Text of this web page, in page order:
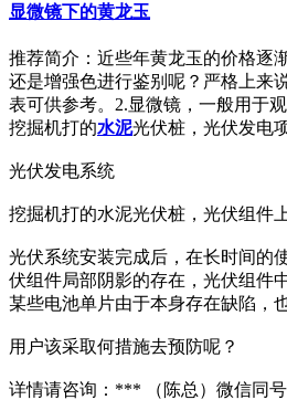
显微镜下的黄龙玉
推荐简介：近些年黄龙玉的价格逐
还是增强色进行鉴别呢？严格上来
表可供参考。2.显微镜，一般用于
挖掘机打的水泥光伏桩，光伏发电
光伏发电系统
挖掘机打的水泥光伏桩，光伏组件
光伏系统安装完成后，在长时间的
伏组件局部阴影的存在，光伏组件
某些电池单片由于本身存在缺陷，
用户该采取何措施去预防呢？
详情请咨询：*** （陈总）微信同号